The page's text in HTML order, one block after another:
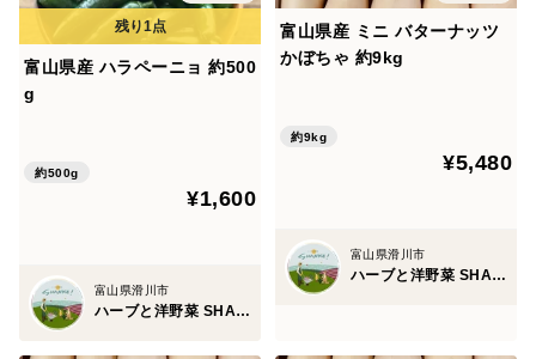
富山県産 ハラペーニョ 約500
g
約500g
¥1,600
富山県滑川市
ハーブと洋野菜 SHANKE!
富山県産 ミニ バターナッツ
かぼちゃ 約9kg
約9kg
¥5,480
富山県滑川市
ハーブと洋野菜 SHANKE!